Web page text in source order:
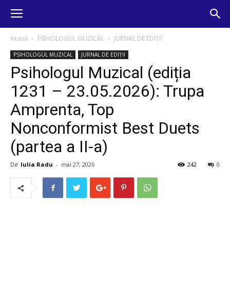
Acasă PSIHOLOGUL MUZICAL JURNAL DE EDIȚII
PSIHOLOGUL MUZICAL JURNAL DE EDIȚII
Psihologul Muzical (ediția
1231 – 23.05.2026): Trupa
Amprenta, Top
Nonconformist Best Duets
(partea a II-a)
De Iulia Radu - mai 27, 2026 0
242